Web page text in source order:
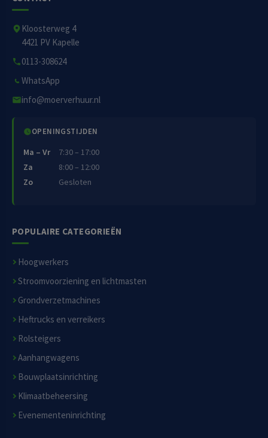
Kloosterweg 4
4421 PV Kapelle
0113-308624
WhatsApp
info@moerverhuur.nl
OPENINGSTIJDEN
Ma – Vr
7:30 – 17:00
Za
8:00 – 12:00
Zo
Gesloten
POPULAIRE CATEGORIEËN
Hoogwerkers
Stroomvoorziening en lichtmasten
Grondverzetmachines
Heftrucks en verreikers
Rolsteigers
Aanhangwagens
Bouwplaatsinrichting
Klimaatbeheersing
Evenementeninrichting